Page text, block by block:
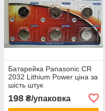
Батарейка Panasonic CR
2032 Lithium Power ціна за
шість штук
198 ₴/упаковка